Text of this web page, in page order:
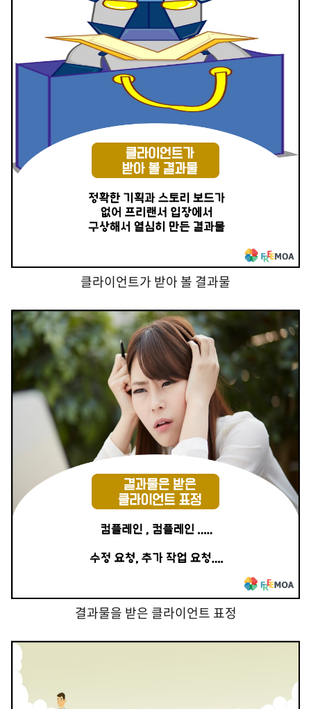
클라이언트가 받아 볼 결과물
결과물을 받은 클라이언트 표정